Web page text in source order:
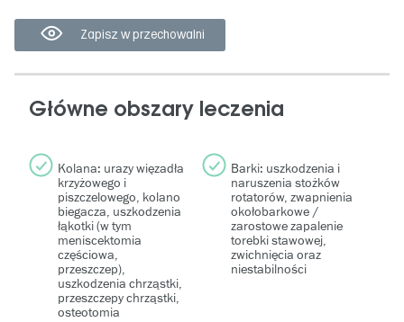
Zapisz w przechowalni
Główne obszary leczenia
Kolana: urazy więzadła
krzyżowego i
piszczelowego, kolano
biegacza, uszkodzenia
łąkotki (w tym
meniscektomia
częściowa,
przeszczep),
uszkodzenia chrząstki,
przeszczepy chrząstki,
osteotomia
Barki: uszkodzenia i
naruszenia stożków
rotatorów, zwapnienia
okołobarkowe /
zarostowe zapalenie
torebki stawowej,
zwichnięcia oraz
niestabilności